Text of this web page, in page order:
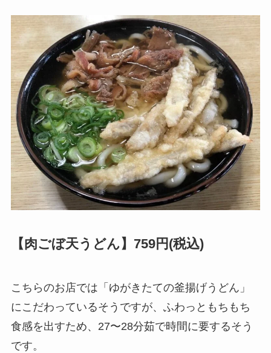
【肉ごぼ天うどん】759円(税込)
こちらのお店では「ゆがきたての釜揚げうどん」
にこだわっているそうですが、ふわっともちもち
食感を出すため、27〜28分茹で時間に要するそう
です。